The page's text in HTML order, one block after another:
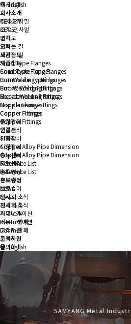
English
회사소개
회사소개
CEO 인사말
조직도
연혁
오시는 길
제품정보
Solid Type Flanges
Composite Type Flanges
Butt Welding Fittings
Socket Welding Fittings
Miscellaneous Fittings
Copper Flanges
Copper Fittings
품질관리
인증서
시험장비
Copper Alloy Pipe Dimension
홍보센터
Reference List
홍보영상
브로슈어
News
전시회 소식
사내 소식
커뮤니케이션
Daum 카페
고객지원
문의하기
회사소개
회사소개
CEO 인사말
조직도
연혁
오시는 길
제품정보
Solid Type Flanges
Composite Type Flanges
Butt Welding Fittings
Socket Welding Fittings
Miscellaneous Fittings
Copper Flanges
Copper Fittings
품질관리
인증서
시험장비
Copper Alloy Pipe Dimension
홍보센터
Reference List
홍보영상
브로슈어
News
전시회 소식
사내 소식
커뮤니케이션
Daum 카페
고객지원
문의하기
English
SAMYANG Metal